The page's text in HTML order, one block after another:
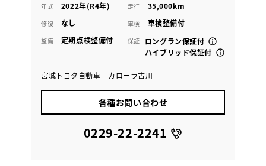
年式 2022年(R4年) 走行 35,000km
修復 なし 車検 車検整備付
整備 定期点検整備付 保証
ロングラン保証付
ハイブリッド保証付
宮城トヨタ自動車 カローラ古川
各種お問い合わせ
0229-22-2241